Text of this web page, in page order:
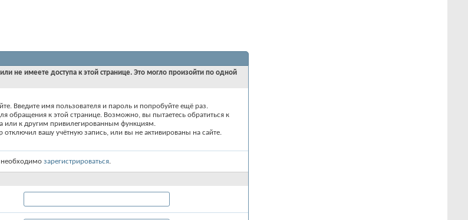
не имеете доступа к этой странице. Это могло произойти по одной
Введите имя пользователя и пароль и попробуйте ещё раз.
обращения к этой странице. Возможно, вы пытаетесь обратиться к
или к другим привилегированным функциям.
вашу учётную запись, или вы не активированы на сайте.
необходимо зарегистрироваться.